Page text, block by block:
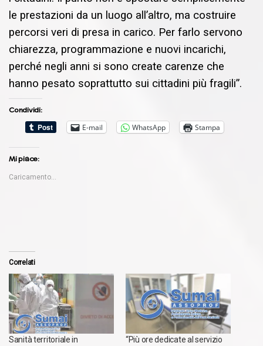
le prestazioni da un luogo all’altro, ma costruire
percorsi veri di presa in carico. Per farlo servono
chiarezza, programmazione e nuovi incarichi,
perché negli anni si sono create carenze che
hanno pesato soprattutto sui cittadini più fragili”.
Condividi:
E-mail
WhatsApp Stampa
Mi piace:
Caricamento...
Correlati
Sanità territoriale in
“Più ore dedicate al servizio